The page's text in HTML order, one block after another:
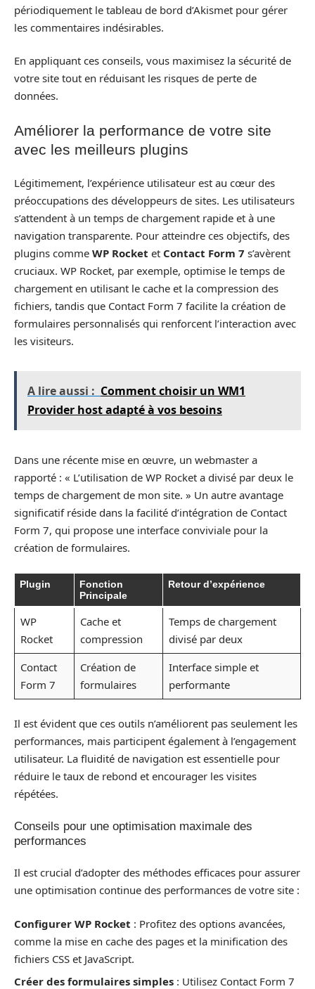
périodiquement le tableau de bord d’Akismet pour gérer
les commentaires indésirables.
En appliquant ces conseils, vous maximisez la sécurité de
votre site tout en réduisant les risques de perte de
données.
Améliorer la performance de votre site
avec les meilleurs plugins
Légitimement, l’expérience utilisateur est au cœur des
préoccupations des développeurs de sites. Les utilisateurs
s’attendent à un temps de chargement rapide et à une
navigation transparente. Pour atteindre ces objectifs, des
plugins comme WP Rocket et Contact Form 7 s’avèrent
cruciaux. WP Rocket, par exemple, optimise le temps de
chargement en utilisant le cache et la compression des
fichiers, tandis que Contact Form 7 facilite la création de
formulaires personnalisés qui renforcent l’interaction avec
les visiteurs.
A lire aussi : Comment choisir un WM1
Provider host adapté à vos besoins
Dans une récente mise en œuvre, un webmaster a
rapporté : « L’utilisation de WP Rocket a divisé par deux le
temps de chargement de mon site. » Un autre avantage
significatif réside dans la facilité d’intégration de Contact
Form 7, qui propose une interface conviviale pour la
création de formulaires.
Plugin
Fonction
Principale
Retour d’expérience
WP
Rocket
Cache et
compression
Temps de chargement
divisé par deux
Contact
Form 7
Création de
formulaires
Interface simple et
performante
Il est évident que ces outils n’améliorent pas seulement les
performances, mais participent également à l’engagement
utilisateur. La fluidité de navigation est essentielle pour
réduire le taux de rebond et encourager les visites
répétées.
Conseils pour une optimisation maximale des
performances
Il est crucial d’adopter des méthodes efficaces pour assurer
une optimisation continue des performances de votre site :
Configurer WP Rocket : Profitez des options avancées,
comme la mise en cache des pages et la minification des
fichiers CSS et JavaScript.
Créer des formulaires simples : Utilisez Contact Form 7